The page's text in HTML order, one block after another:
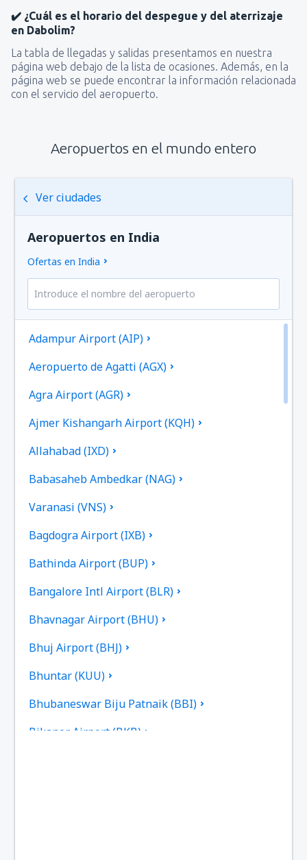
✔️ ¿Cuál es el horario del despegue y del aterrizaje
en Dabolim?
La tabla de llegadas y salidas presentamos en nuestra
página web debajo de la lista de ocasiones. Además, en la
página web se puede encontrar la información relacionada
con el servicio del aeropuerto.
Aeropuertos en el mundo entero
Ver ciudades
Aeropuertos en India
Ofertas en India
Adampur Airport (AIP)
Aeropuerto de Agatti (AGX)
Agra Airport (AGR)
Ajmer Kishangarh Airport (KQH)
Allahabad (IXD)
Babasaheb Ambedkar (NAG)
Varanasi (VNS)
Bagdogra Airport (IXB)
Bathinda Airport (BUP)
Bangalore Intl Airport (BLR)
Bhavnagar Airport (BHU)
Bhuj Airport (BHJ)
Bhuntar (KUU)
Bhubaneswar Biju Patnaik (BBI)
Bikaner Airport (BKB)